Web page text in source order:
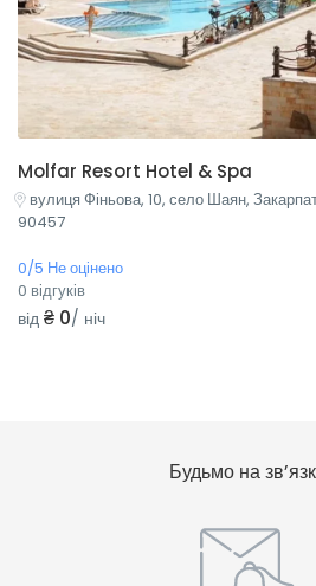
Molfar Resort Hotel & Spa
вулиця Фіньова, 10, село Шаян,
90457
0/5 Не оцінено
0 відгуків
від ₴ 0/ ніч
Будьмо на